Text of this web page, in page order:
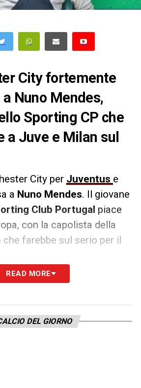
City fortemente
Nuno Mendes,
Sporting CP che
a Juve e Milan sul
City per Juventus e
a Nuno Mendes. Il giovane
Club Portugal piace
con la capolista della
che farebbe sul serio per il
Record, il City
rispetto ai 70
READ MORE
DEL GIORNO